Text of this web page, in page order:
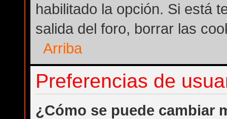
habilitado la opción. Si está
salida del foro, borrar las
Arriba
Preferencias de
¿Cómo se puede cambiar